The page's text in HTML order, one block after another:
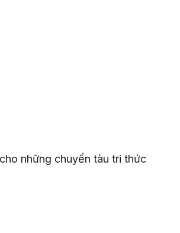
những chuyến tàu tri thức